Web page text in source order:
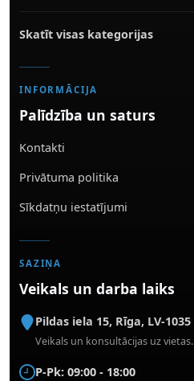
Skatīt visas kategorijas
INFORMĀCIJA
Palīdzība un saturs
Kontakti
Privātuma politika
Sīkdatņu iestatījumi
SAZIŅA
Veikals un darba laiks
Pildas iela 15, Rīga, LV-1035
Veikals un konsultācijas uz vietas.
P-Pk: 09:00 - 18:00